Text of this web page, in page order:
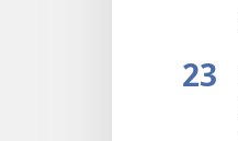
23